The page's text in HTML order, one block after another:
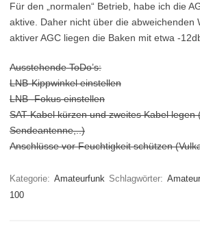
Für den „normalen“ Betrieb, habe ich die
aktive. Daher nicht über die abweichenden
aktiver AGC liegen die Baken mit etwa -
Ausstehende ToDo’s:
LNB-Kippwinkel einstellen
LNB -Fokus einstellen
SAT-Kabel kürzen und zweites Kabel legen
Sendeantenne,..)
Anschlüsse vor Feuchtigkeit schützen
Kategorie: Amateurfunk Schlagwörter:
100